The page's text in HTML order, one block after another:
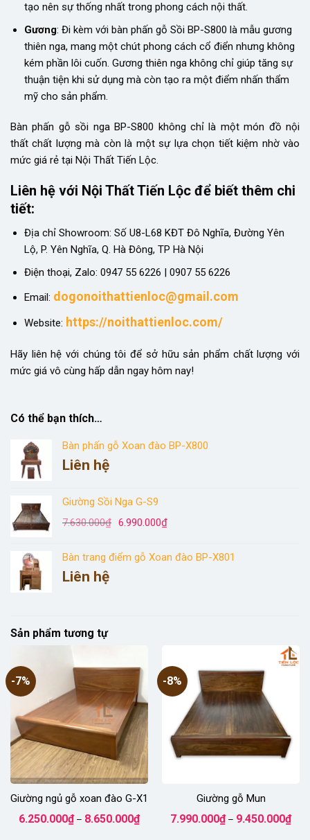
tạo nên sự thống nhất trong phong cách nội thất.
Gương: Đi kèm với bàn phấn gỗ Sồi BP-S800 là mẫu gương
thiên nga, mang một chút phong cách cổ điển nhưng không
kém phần lôi cuốn. Gương thiên nga không chỉ giúp tăng sự
thuận tiện khi sử dụng mà còn tạo ra một điểm nhấn thẩm
mỹ cho sản phẩm.
Bàn phấn gỗ sồi nga BP-S800 không chỉ là một món đồ nội
thất chất lượng mà còn là một sự lựa chọn tiết kiệm nhờ vào
mức giá rẻ tại Nội Thất Tiến Lộc.
Liên hệ với Nội Thất Tiến Lộc để biết thêm chi
tiết:
Địa chỉ Showroom: Số U8-L68 KĐT Đô Nghĩa, Đường Yên
Lộ, P. Yên Nghĩa, Q. Hà Đông, TP Hà Nội
Điện thoại, Zalo: 0947 55 6226 | 0907 55 6226
Email: dogonoithattienloc@gmail.com
Website: https://noithattienloc.com/
Hãy liên hệ với chúng tôi để sở hữu sản phẩm chất lượng với
mức giá vô cùng hấp dẫn ngay hôm nay!
Có thể bạn thích…
Bàn phấn gỗ Xoan đào BP-X800
Liên hệ
Giường Sồi Nga G-S9
7.630.000₫ Giá
7.630.000₫.
6.990.000₫Giá
là:
Bàn trang điểm gỗ Xoan đào BP-X801
Liên hệ
Sản phẩm tương tự
-7%
Giường ngủ gỗ xoan đào G-X1
6.250.000₫ – 8.650.000₫Khoảng
giá:
-8%
Giường gỗ Mun
7.990.000₫ – 9.450.000₫giá: